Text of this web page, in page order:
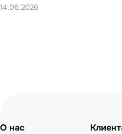
14.06.2026
О нас